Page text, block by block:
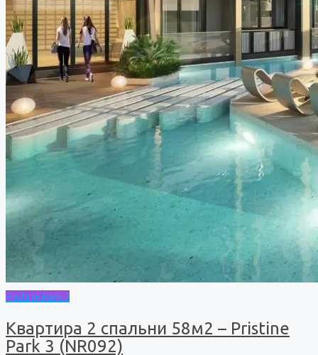
Pristine Park 3
Квартира 2 спальни 58м2 – Pristine
Park 3 (NR092)